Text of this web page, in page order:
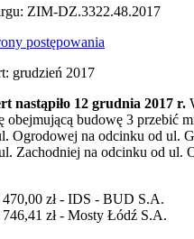
ZIM-DZ.3322.48.2017
postępowania
grudzień 2017
nastąpiło 12 grudnia 2017 r.
obejmującą budowę 3 przebić
Ogrodowej na odcinku od ul.
Zachodniej na odcinku od ul.
470,00 zł - IDS - BUD S.A.
746,41 zł - Mosty Łódź S.A.